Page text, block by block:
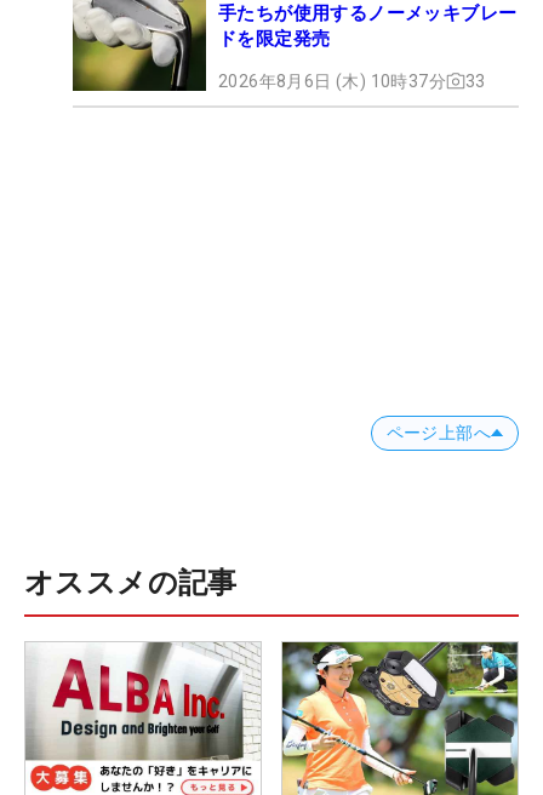
手たちが使用するノーメッキブレー
ドを限定発売
2026年8月6日 (木) 10時37分 33
ページ上部へ
オススメの記事